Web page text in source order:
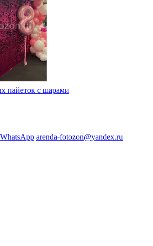
пайеток с шарами
WhatsApp arenda-fotozon@yandex.ru